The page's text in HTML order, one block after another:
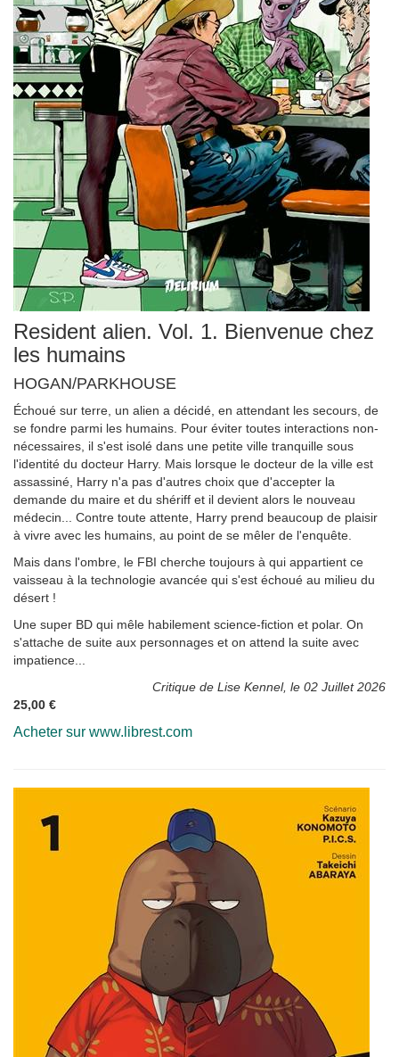
Resident alien. Vol. 1. Bienvenue chez
les humains
HOGAN/PARKHOUSE
Échoué sur terre, un alien a décidé, en attendant les secours, de
se fondre parmi les humains. Pour éviter toutes interactions non-
nécessaires, il s'est isolé dans une petite ville tranquille sous
l'identité du docteur Harry. Mais lorsque le docteur de la ville est
assassiné, Harry n'a pas d'autres choix que d'accepter la
demande du maire et du shériff et il devient alors le nouveau
médecin... Contre toute attente, Harry prend beaucoup de plaisir
à vivre avec les humains, au point de se mêler de l'enquête.
Mais dans l'ombre, le FBI cherche toujours à qui appartient ce
vaisseau à la technologie avancée qui s'est échoué au milieu du
désert !
Une super BD qui mêle habilement science-fiction et polar. On
s'attache de suite aux personnages et on attend la suite avec
impatience...
Critique de Lise Kennel, le 02 Juillet 2026
25,00 €
Acheter sur www.librest.com